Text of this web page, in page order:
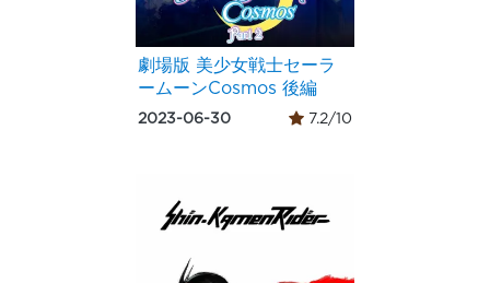
劇場版 美少女戦士セーラ
ームーンCosmos 後編
2023-06-30 7.2/10